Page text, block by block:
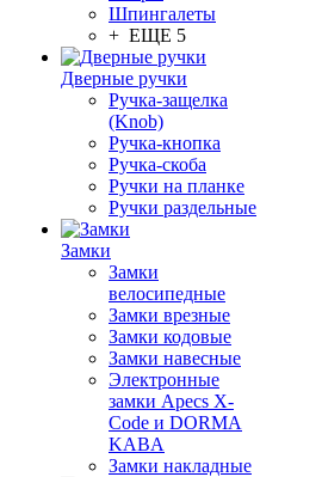
Шпингалеты
+ ЕЩЕ 5
Дверные ручки
Ручка-защелка
(Knob)
Ручка-кнопка
Ручка-скоба
Ручки на планке
Ручки раздельные
Замки
Замки
велосипедные
Замки врезные
Замки кодовые
Замки навесные
Электронные
замки Apecs X-
Code и DORMA
KABA
Замки накладные